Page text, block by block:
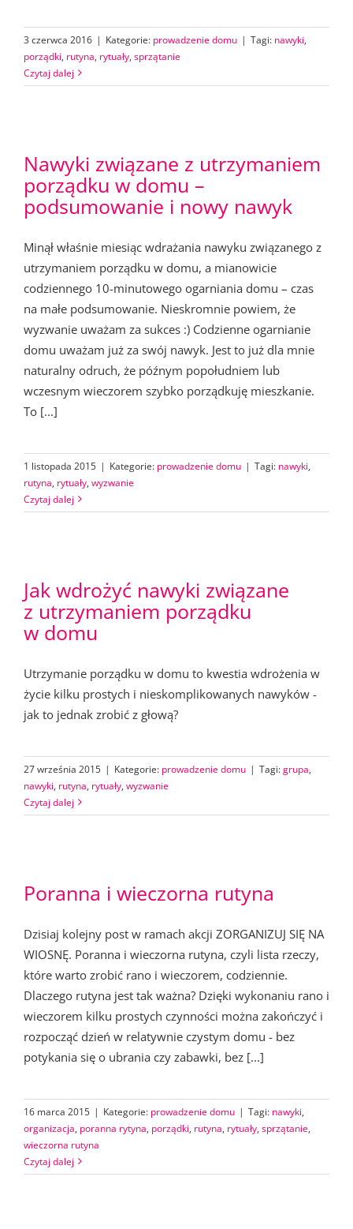
3 czerwca 2016 | Kategorie: prowadzenie domu | Tagi: nawyki,
porządki, rutyna, rytuały, sprzątanie
Czytaj dalej
Nawyki związane z utrzymaniem
porządku w domu –
podsumowanie i nowy nawyk
Minął właśnie miesiąc wdrażania nawyku związanego z
utrzymaniem porządku w domu, a mianowicie
codziennego 10-minutowego ogarniania domu – czas
na małe podsumowanie. Nieskromnie powiem, że
wyzwanie uważam za sukces :) Codzienne ogarnianie
domu uważam już za swój nawyk. Jest to już dla mnie
naturalny odruch, że późnym popołudniem lub
wczesnym wieczorem szybko porządkuję mieszkanie.
To [...]
1 listopada 2015 | Kategorie: prowadzenie domu | Tagi: nawyki,
rutyna, rytuały, wyzwanie
Czytaj dalej
Jak wdrożyć nawyki związane
z utrzymaniem porządku
w domu
Utrzymanie porządku w domu to kwestia wdrożenia w
życie kilku prostych i nieskomplikowanych nawyków -
jak to jednak zrobić z głową?
27 września 2015 | Kategorie: prowadzenie domu | Tagi:grupa,
nawyki, rutyna, rytuały, wyzwanie
Czytaj dalej
Poranna i wieczorna rutyna
Dzisiaj kolejny post w ramach akcji ZORGANIZUJ SIĘ NA
WIOSNĘ. Poranna i wieczorna rutyna, czyli lista rzeczy,
które warto zrobić rano i wieczorem, codziennie.
Dlaczego rutyna jest tak ważna? Dzięki wykonaniu rano i
wieczorem kilku prostych czynności można zakończyć i
rozpocząć dzień w relatywnie czystym domu - bez
potykania się o ubrania czy zabawki, bez [...]
16 marca 2015 | Kategorie: prowadzenie domu | Tagi: nawyki,
organizacja, poranna rytyna, porządki, rutyna, rytuały, sprzątanie,
wieczorna rutyna
Czytaj dalej